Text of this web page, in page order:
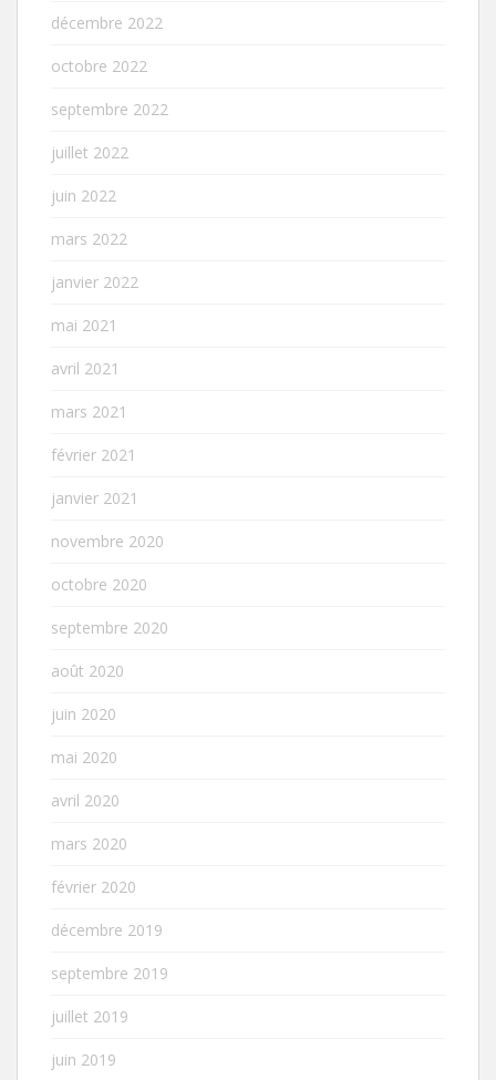
décembre 2022
octobre 2022
septembre 2022
juillet 2022
juin 2022
mars 2022
janvier 2022
mai 2021
avril 2021
mars 2021
février 2021
janvier 2021
novembre 2020
octobre 2020
septembre 2020
août 2020
juin 2020
mai 2020
avril 2020
mars 2020
février 2020
décembre 2019
septembre 2019
juillet 2019
juin 2019